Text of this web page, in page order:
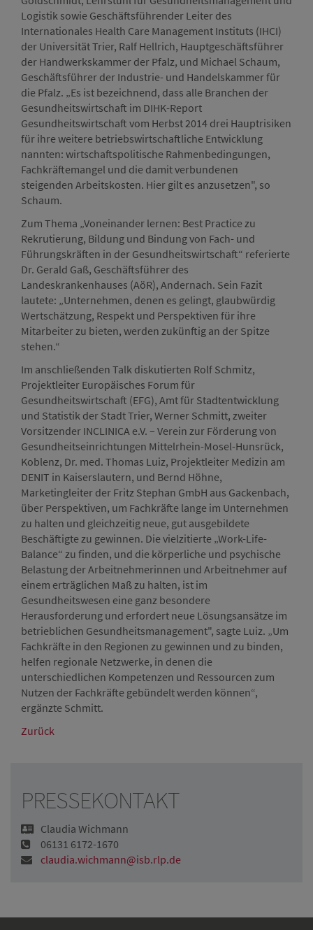
Logistik sowie Geschäftsführender Leiter des
Internationales Health Care Management Instituts (IHCI)
der Universität Trier, Ralf Hellrich, Hauptgeschäftsführer
der Handwerkskammer der Pfalz, und Michael Schaum,
Geschäftsführer der Industrie- und Handelskammer für
die Pfalz. „Es ist bezeichnend, dass alle Branchen der
Gesundheitswirtschaft im DIHK-Report
Gesundheitswirtschaft vom Herbst 2014 drei Hauptrisiken
für ihre weitere betriebswirtschaftliche Entwicklung
nannten: wirtschaftspolitische Rahmenbedingungen,
Fachkräftemangel und die damit verbundenen
steigenden Arbeitskosten. Hier gilt es anzusetzen", so
Schaum.
Zum Thema „Voneinander lernen: Best Practice zu
Rekrutierung, Bildung und Bindung von Fach- und
Führungskräften in der Gesundheitswirtschaft“ referierte
Dr. Gerald Gaß, Geschäftsführer des
Landeskrankenhauses (AöR), Andernach. Sein Fazit
lautete: „Unternehmen, denen es gelingt, glaubwürdig
Wertschätzung, Respekt und Perspektiven für ihre
Mitarbeiter zu bieten, werden zukünftig an der Spitze
stehen.“
Im anschließenden Talk diskutierten Rolf Schmitz,
Projektleiter Europäisches Forum für
Gesundheitswirtschaft (EFG), Amt für Stadtentwicklung
und Statistik der Stadt Trier, Werner Schmitt, zweiter
Vorsitzender INCLINICA e.V. – Verein zur Förderung von
Gesundheitseinrichtungen Mittelrhein-Mosel-Hunsrück,
Koblenz, Dr. med. Thomas Luiz, Projektleiter Medizin am
DENIT in Kaiserslautern, und Bernd Höhne,
Marketingleiter der Fritz Stephan GmbH aus Gackenbach,
über Perspektiven, um Fachkräfte lange im Unternehmen
zu halten und gleichzeitig neue, gut ausgebildete
Beschäftigte zu gewinnen. Die vielzitierte „Work-Life-
Balance“ zu finden, und die körperliche und psychische
Belastung der Arbeitnehmerinnen und Arbeitnehmer auf
einem erträglichen Maß zu halten, ist im
Gesundheitswesen eine ganz besondere
Herausforderung und erfordert neue Lösungsansätze im
betrieblichen Gesundheitsmanagement", sagte Luiz. „Um
Fachkräfte in den Regionen zu gewinnen und zu binden,
helfen regionale Netzwerke, in denen die
unterschiedlichen Kompetenzen und Ressourcen zum
Nutzen der Fachkräfte gebündelt werden können“,
ergänzte Schmitt.
Zurück
PRESSEKONTAKT
Claudia Wichmann
06131 6172-1670
claudia.wichmann@isb.rlp.de